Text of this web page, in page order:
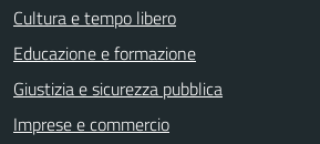
Cultura e tempo libero
Educazione e formazione
Giustizia e sicurezza pubblica
Imprese e commercio